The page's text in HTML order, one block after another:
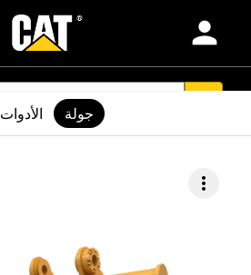
person
more_vert
الأدوات جولة